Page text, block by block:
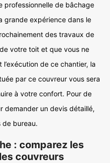
professionnelle de bâchage
grande expérience dans le
des travaux de
votre toit et que vous ne
de ce chantier, la
par ce couvreur vous sera
à votre confort. Pour de
demander un devis détaillé,
bureau.
: comparez les
couvreurs